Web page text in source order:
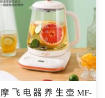
摩飞电器养生壶MF-